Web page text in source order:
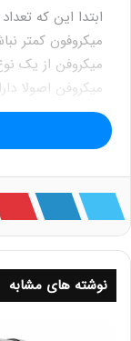
میکروفن اصولا
تغذیه میکروفن
مدار بسته به برق ۱۲ ولت نیاز دارد .
بنابراین باید به
ولتاژ تنظیم شود.
میکروفن را به
نوشته های مشابه